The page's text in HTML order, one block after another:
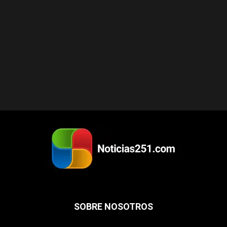
SOBRE NOSOTROS